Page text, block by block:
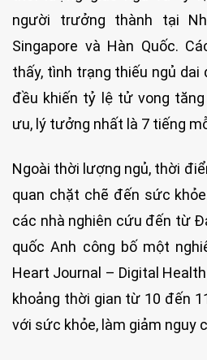
người trưởng thành tại
Singapore và Hàn Quốc.
thấy, tình trạng thiếu ngủ dai
đều khiến tỷ lệ tử vong
ưu, lý tưởng nhất là 7 tiếng
Ngoài thời lượng ngủ, thời
quan chặt chẽ đến sức
các nhà nghiên cứu đến từ
quốc Anh công bố một
Heart Journal – Digital
khoảng thời gian từ 10 đến
với sức khỏe, làm giảm nguy